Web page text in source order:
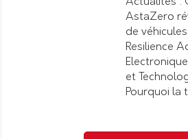
AstaZero
de
Resilience
et
Pourquoi la